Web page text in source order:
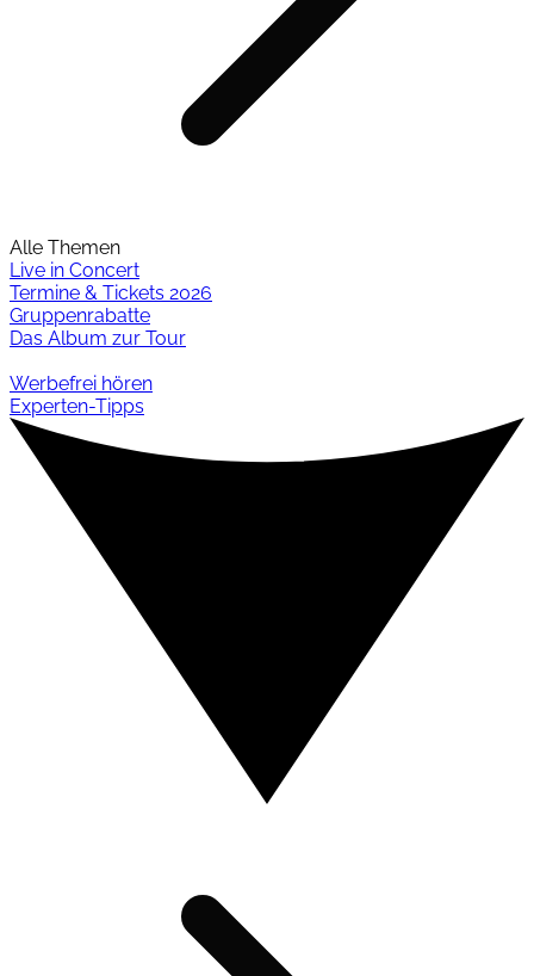
Alle Themen
Live in Concert
Termine & Tickets 2026
Gruppenrabatte
Das Album zur Tour
Werbefrei hören
Experten-Tipps